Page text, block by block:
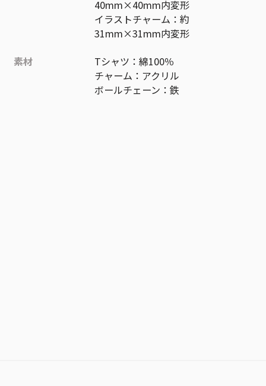
40mm×40mm内変形
イラストチャーム：約
31mm×31mm内変形
素材
Tシャツ：綿100％
チャーム：アクリル
ボールチェーン：鉄